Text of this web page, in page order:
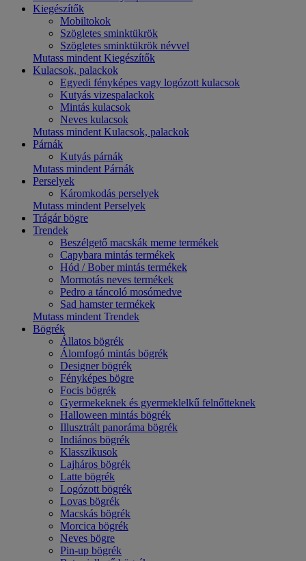
Kiegészítők
Mobiltokok
Szögletes sminktükrök
Szögletes sminktükrök névvel
Mutass mindent Kiegészítők
Kulacsok, palackok
Egyedi fényképes vagy logózott kulacsok
Kutyás vizespalackok
Mintás kulacsok
Neves kulacsok
Mutass mindent Kulacsok, palackok
Párnák
Kutyás párnák
Mutass mindent Párnák
Perselyek
Káromkodás perselyek
Mutass mindent Perselyek
Trágár bögre
Trendek
Beszélgető macskák meme termékek
Capybara mintás termékek
Hód / Bober mintás termékek
Mormotás neves termékek
Pedro a táncoló mosómedve
Sad hamster termékek
Mutass mindent Trendek
Bögrék
Állatos bögrék
Álomfogó mintás bögrék
Designer bögrék
Fényképes bögre
Focis bögrék
Gyermekeknek és gyermeklelkű felnőtteknek
Halloween mintás bögrék
Illusztrált panoráma bögrék
Indiános bögrék
Klasszikusok
Lajháros bögrék
Latte bögrék
Logózott bögrék
Lovas bögrék
Macskás bögrék
Morcica bögrék
Neves bögre
Pin-up bögrék